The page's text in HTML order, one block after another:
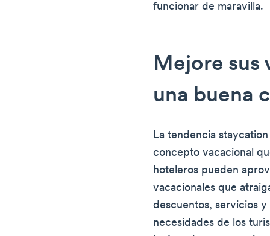
funcionar de maravilla.
Mejore sus
una buena
La tendencia
concepto vacacional
hoteleros pueden
vacacionales que
descuentos, servicios
necesidades de los